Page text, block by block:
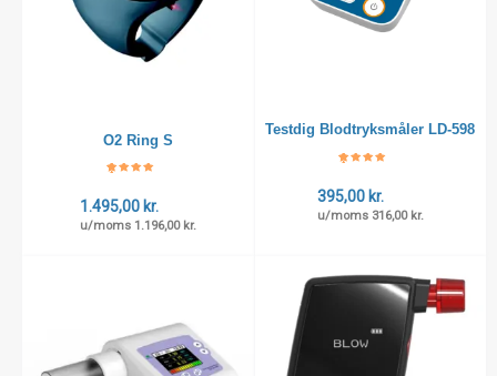
O2 Ring S
4.43ud
af 5
baseret
på
1.495,00 kr.
u/moms 1.196,00 kr.
Testdig Blodtryksmåler LD-598
5.00 ud
af 5
baseret
på
395,00 kr.
u/moms 316,00 kr.